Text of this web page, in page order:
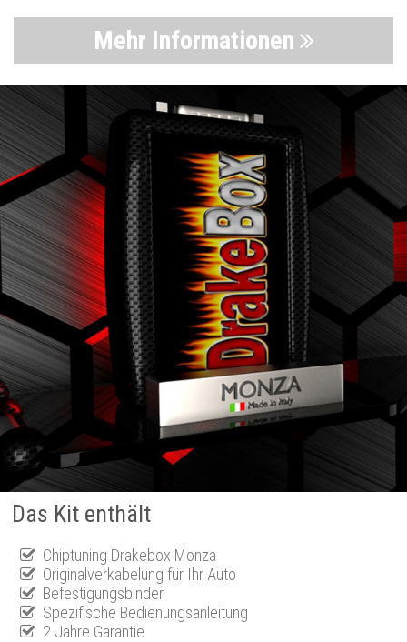
Mehr Informationen
Das Kit enthält
Chiptuning Drakebox Monza
Originalverkabelung für Ihr Auto
Befestigungsbinder
Spezifische Bedienungsanleitung
2 Jahre Garantie